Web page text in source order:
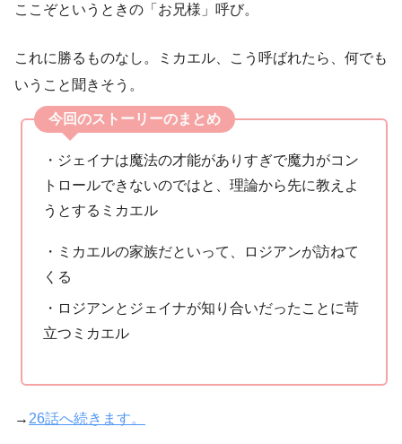
ここぞというときの「お兄様」呼び。
これに勝るものなし。ミカエル、こう呼ばれたら、何でも
いうこと聞きそう。
今回のストーリーのまとめ
・ジェイナは魔法の才能がありすぎで魔力がコン
トロールできないのではと、理論から先に教えよ
うとするミカエル
・ミカエルの家族だといって、ロジアンが訪ねて
くる
・ロジアンとジェイナが知り合いだったことに苛
立つミカエル
→ 26話へ続きます。